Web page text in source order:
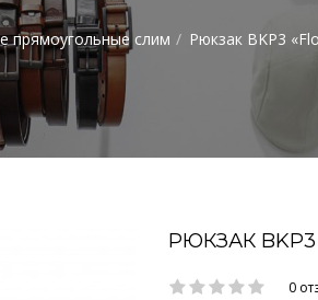
прямоугольные слим Рюкзак BKP3
РЮКЗАК BKP3
0